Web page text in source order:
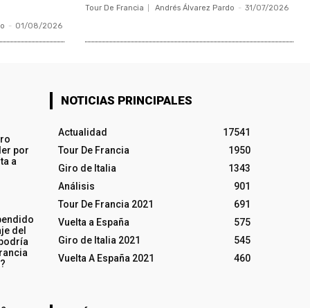
- 01/08/2026
Tour De Francia Andrés Álvarez Pardo - 31/07/2026
por
a
del
NOTICIAS PRINCIPALES
Actualidad
17541
Tour De Francia
1950
Giro de Italia
1343
Análisis
901
Tour De Francia 2021
691
Vuelta a España
575
Giro de Italia 2021
545
Vuelta A España 2021
460